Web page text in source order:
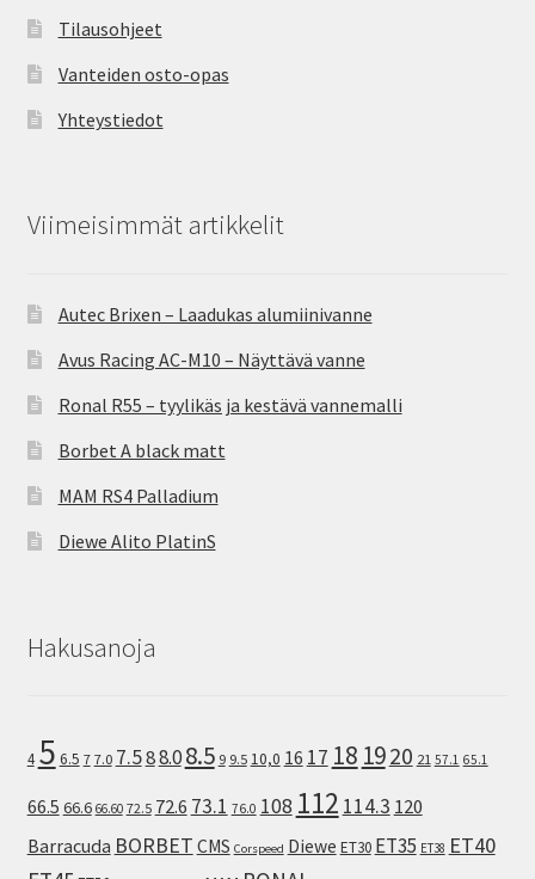
Tilausohjeet
Vanteiden osto-opas
Yhteystiedot
Viimeisimmät artikkelit
Autec Brixen – Laadukas alumiinivanne
Avus Racing AC-M10 – Näyttävä vanne
Ronal R55 – tyylikäs ja kestävä vannemalli
Borbet A black matt
MAM RS4 Palladium
Diewe Alito PlatinS
Hakusanoja
4 5 6.5 7 7.0 7.588.08.5 9 9.5 10,0 16 17 18 1920 21 57.1 65.1
66.5 66.6 66.60 72.5 72.6 73.1 76.0 108 112 114.3 120
Barracuda BORBET CMS Corspeed Diewe ET30 ET35 ET38 ET40